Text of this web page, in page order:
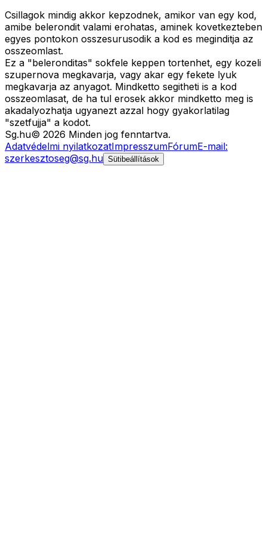
Csillagok mindig akkor kepzodnek, amikor van egy kod,
amibe belerondit valami erohatas, aminek kovetkezteben
egyes pontokon osszesurusodik a kod es meginditja az
osszeomlast.
Ez a "beleronditas" sokfele keppen tortenhet, egy kozeli
szupernova megkavarja, vagy akar egy fekete lyuk
megkavarja az anyagot. Mindketto segitheti is a kod
osszeomlasat, de ha tul erosek akkor mindketto meg is
akadalyozhatja ugyanezt azzal hogy gyakorlatilag
"szetfujja" a kodot.
Sg.hu© 2026 Minden jog fenntartva.
Adatvédelmi nyilatkozatImpresszumFórumE-mail:
szerkesztoseg@sg.hu Sütibeállítások